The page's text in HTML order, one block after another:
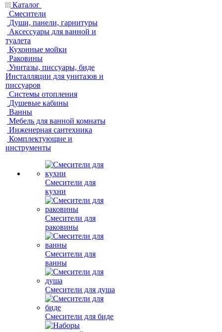
Каталог
Смесители
Души, панели, гарнитуры
Аксессуары для ванной и
туалета
Кухонные мойки
Раковины
Унитазы, писсуары, биде
Инсталляции для унитазов и
писсуаров
Системы отопления
Душевые кабины
Ванны
Мебель для ванной комнаты
Инженерная сантехника
Комплектующие и
инструменты
Смесители для
кухни
Смесители для
раковины
Смесители для
ванны
Смесители для душа
Смесители для биде